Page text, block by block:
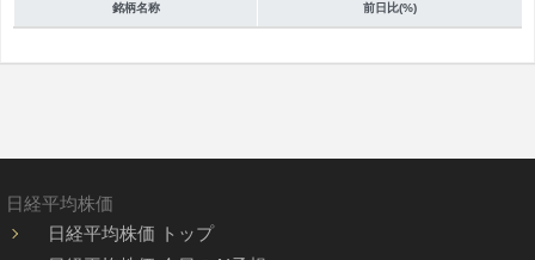
銘柄名称 前日比(%)
日経平均株価
日経平均株価 トップ